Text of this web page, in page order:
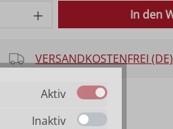
Anzahl: Gib denIn den
VERSANDKOSTENFREI (DE)
Aktiv
Inaktiv